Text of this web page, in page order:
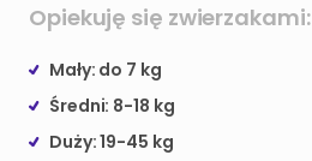
Opiekuję się zwierzakami:
Mały: do 7 kg
Średni: 8-18 kg
Duży: 19-45 kg